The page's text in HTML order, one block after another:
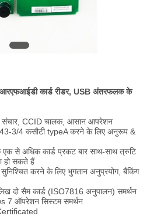
कार्ड रीडर, USB अंतरफलक के
संचार, CCID चालक, आसान आपरेशन
3/4 कसौटी typeA करने के लिए अनुरूप &
एक से अधिक कार्ड प्रकट बार साथ-साथ त्रुटि
हो सकते हैं
करने के लिए भुगतान अनुप्रयोग, बैंकिंग
दो सैम कार्ड (ISO7816 अनुपालन) समर्थन
7 ऑपरेशन सिस्टम समर्थन